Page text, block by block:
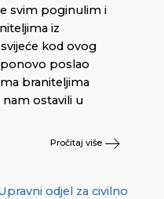
svim poginulim i
iz
kod ovog
poslao
braniteljima
ostavili u
Pročitaj više
odjel za civilno